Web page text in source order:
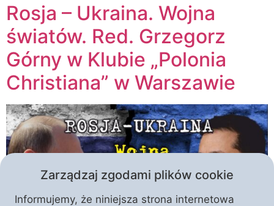
Rosja – Ukraina. Wojna
światów. Red. Grzegorz
Górny w Klubie „Polonia
Christiana” w Warszawie
Zarządzaj zgodami plików cookie
Informujemy, że niniejsza strona internetowa